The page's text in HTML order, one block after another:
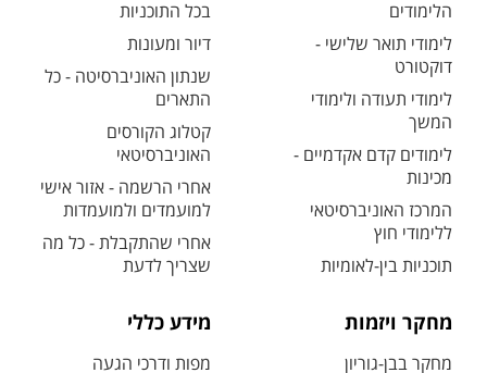
הלימודים
לימודי תואר שלישי -
דוקטורט
לימודי תעודה ולימודי
המשך
לימודים קדם אקדמיים -
מכינות
המרכז האוניברסיטאי
ללימודי חוץ
תוכניות בין-לאומיות
בכל התוכניות
דיור ומעונות
שנתון האוניברסיטה - כל
התארים
קטלוג הקורסים
האוניברסיטאי
אחרי הרשמה - אזור אישי
למועמדים ולמועמדות
אחרי שהתקבלת - כל מה
שצריך לדעת
מחקר ויזמות
מחקר בבן-גוריון
מידע כללי
מפות ודרכי הגעה